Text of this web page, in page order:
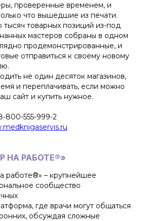
проверенные временем, и
что вышедшие из печати.
тысяч товарных позиций из-под
мастеров собраны в одном
продемонстрированные, и
отправиться к своему новому
не один десяток магазинов,
и переплачивать, если можно
сайт и купить нужное.
800-555-999-2
НА РАБОТЕ®»
работе®» – крупнейшее
сообщество
где врачи могут общаться
обсуждая сложные